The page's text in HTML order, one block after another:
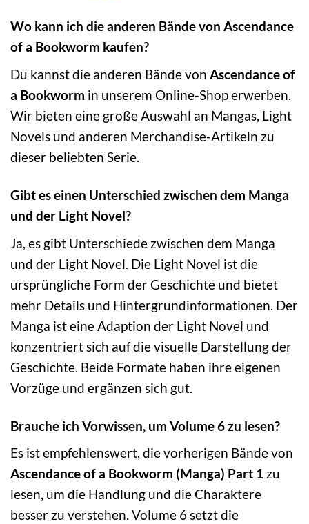
Wo kann ich die anderen Bände von Ascendance
of a Bookworm kaufen?
Du kannst die anderen Bände von Ascendance of
a Bookworm in unserem Online-Shop erwerben.
Wir bieten eine große Auswahl an Mangas, Light
Novels und anderen Merchandise-Artikeln zu
dieser beliebten Serie.
Gibt es einen Unterschied zwischen dem Manga
und der Light Novel?
Ja, es gibt Unterschiede zwischen dem Manga
und der Light Novel. Die Light Novel ist die
ursprüngliche Form der Geschichte und bietet
mehr Details und Hintergrundinformationen. Der
Manga ist eine Adaption der Light Novel und
konzentriert sich auf die visuelle Darstellung der
Geschichte. Beide Formate haben ihre eigenen
Vorzüge und ergänzen sich gut.
Brauche ich Vorwissen, um Volume 6 zu lesen?
Es ist empfehlenswert, die vorherigen Bände von
Ascendance of a Bookworm (Manga) Part 1 zu
lesen, um die Handlung und die Charaktere
besser zu verstehen. Volume 6 setzt die